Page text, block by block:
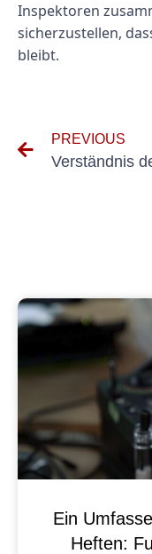
Inspektoren
sicherzustellen,
bleibt.
PREVIOUS
Ein
Heften: